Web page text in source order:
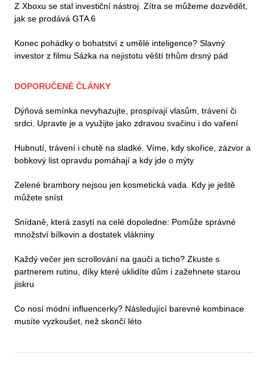
Z Xboxu se stal investiční nástroj. Zítra se můžeme dozvědět,
jak se prodává GTA 6
Konec pohádky o bohatství z umělé inteligence? Slavný
investor z filmu Sázka na nejistotu věští trhům drsný pád
DOPORUČENÉ ČLÁNKY
Dýňová semínka nevyhazujte, prospívají vlasům, trávení či
srdci. Upravte je a využijte jako zdravou svačinu i do vaření
Hubnutí, trávení i chutě na sladké. Víme, kdy skořice, zázvor a
bobkový list opravdu pomáhají a kdy jde o mýty
Zelené brambory nejsou jen kosmetická vada. Kdy je ještě
můžete sníst
Snídaně, která zasytí na celé dopoledne: Pomůže správné
množství bílkovin a dostatek vlákniny
Každý večer jen scrollování na gauči a ticho? Zkuste s
partnerem rutinu, díky které uklidíte dům i zažehnete starou
jiskru
Co nosí módní influencerky? Následující barevné kombinace
musíte vyzkoušet, než skončí léto